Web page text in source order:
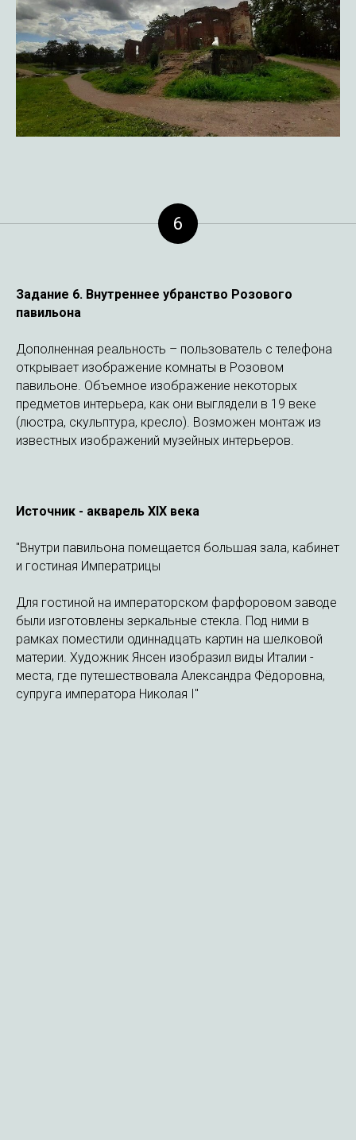
6
Задание 6. Внутреннее убранство Розового
павильона
Дополненная реальность – пользователь с телефона
открывает изображение комнаты в Розовом
павильоне. Объемное изображение некоторых
предметов интерьера, как они выглядели в 19 веке
(люстра, скульптура, кресло). Возможен монтаж из
известных изображений музейных интерьеров.
Источник - акварель XIX века
"Внутри павильона помещается большая зала, кабинет
и гостиная Императрицы
Для гостиной на императорском фарфоровом заводе
были изготовлены зеркальные стекла. Под ними в
рамках поместили одиннадцать картин на шелковой
материи. Художник Янсен изобразил виды Италии -
места, где путешествовала Александра Фёдоровна,
супруга императора Николая I"